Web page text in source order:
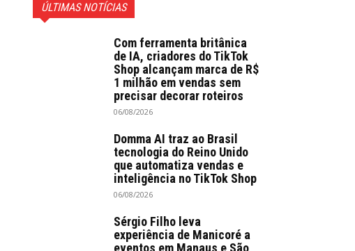
ÚLTIMAS NOTÍCIAS
Com ferramenta britânica
de IA, criadores do TikTok
Shop alcançam marca de R$
1 milhão em vendas sem
precisar decorar roteiros
06/08/2026
Domma AI traz ao Brasil
tecnologia do Reino Unido
que automatiza vendas e
inteligência no TikTok Shop
06/08/2026
Sérgio Filho leva
experiência de Manicoré a
eventos em Manaus e São